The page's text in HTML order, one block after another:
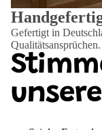
Gefertigt in
Qualitätsansprüchen.